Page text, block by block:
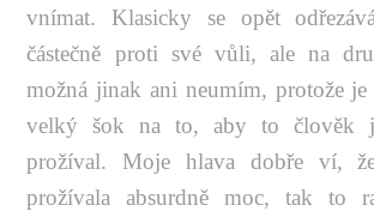
vnímat. Klasicky se opět
částečně proti své vůli, ale na
možná jinak ani neumím, protože
velký šok na to, aby to člověk
prožíval. Moje hlava dobře ví,
prožívala absurdně moc, tak to